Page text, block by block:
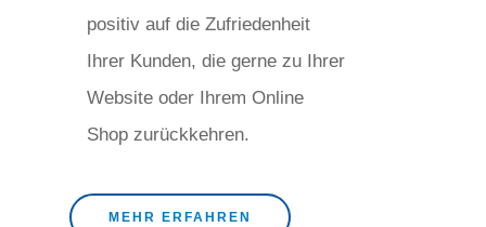
positiv auf die Zufriedenheit
Ihrer Kunden, die gerne zu Ihrer
Website oder Ihrem Online
Shop zurückkehren.
MEHR ERFAHREN